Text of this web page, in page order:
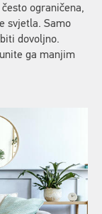
ograničena,
svjetla. Samo
dovoljno.
ga manjim